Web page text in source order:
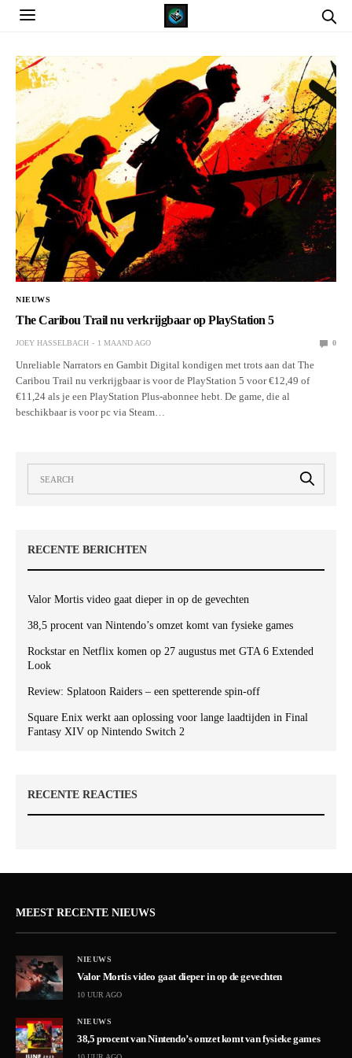
NIEUWS
The Caribou Trail nu verkrijgbaar op PlayStation 5
JOEY HASSELBACH 1 MAAND AGO 0
Unreliable Narrators en Gambit Digital kondigen met trots aan dat The
Caribou Trail nu verkrijgbaar is voor de PlayStation 5 voor €12,49 of
€11,24 als je een PlayStation Plus-abonnee hebt. De game, die al
beschikbaar is voor pc via Steam…
RECENTE BERICHTEN
Valor Mortis video gaat dieper in op de gevechten
38,5 procent van Nintendo’s omzet komt van fysieke games
Rockstar en Netflix komen op 27 augustus met GTA 6 Extended
Look
Review: Splatoon Raiders – een spetterende spin-off
Square Enix werkt aan oplossing voor lange laadtijden in Final
Fantasy XIV op Nintendo Switch 2
RECENTE REACTIES
MEEST RECENTE NIEUWS
NIEUWS
Valor Mortis video gaat dieper in op de gevechten
10 UUR AGO
NIEUWS
38,5 procent van Nintendo’s omzet komt van fysieke games